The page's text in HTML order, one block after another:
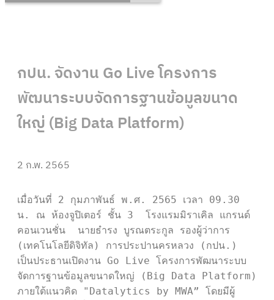
กปน. จัดงาน Go Live โครงการ
พัฒนาระบบจัดการฐานข้อมูลขนาด
ใหญ่ (Big Data Platform)
2 ก.พ. 2565
เมื่อวันที่ 2 กุมภาพันธ์ พ.ศ. 2565 เวลา 09.30
น. ณ ห้องจูปิเตอร์ ชั้น 3  โรงแรมมิราเคิล แกรนด์
คอนเวนชั่น  นายธำรง บูรณตระกูล รองผู้ว่าการ
(เทคโนโลยีดิจิทัล) การประปานครหลวง (กปน.)
เป็นประธานเปิดงาน Go Live โครงการพัฒนาระบบ
จัดการฐานข้อมูลขนาดใหญ่ (Big Data Platform)
ภายใต้แนวคิด "Datalytics by MWA” โดยมีผู้